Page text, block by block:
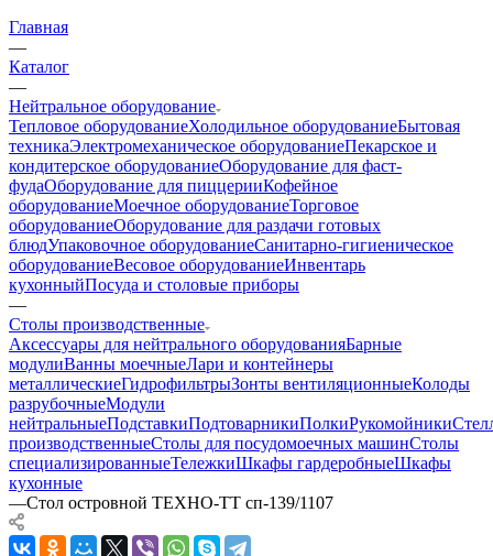
Главная
—
Каталог
—
Нейтральное оборудование
Тепловое оборудованиеХолодильное оборудованиеБытовая
техникаЭлектромеханическое оборудованиеПекарское и
кондитерское оборудованиеОборудование для фаст-
фудаОборудование для пиццерииКофейное
оборудованиеМоечное оборудованиеТорговое
оборудованиеОборудование для раздачи готовых
блюдУпаковочное оборудованиеСанитарно-гигиеническое
оборудованиеВесовое оборудованиеИнвентарь
кухонныйПосуда и столовые приборы
—
Столы производственные
Аксессуары для нейтрального оборудованияБарные
модулиВанны моечныеЛари и контейнеры
металлическиеГидрофильтрыЗонты вентиляционныеКолоды
разрубочныеМодули
нейтральныеПодставкиПодтоварникиПолкиРукомойники
производственныеСтолы для посудомоечных машинСтолы
специализированныеТележкиШкафы гардеробныеШкафы
кухонные
—Стол островной ТЕХНО-ТТ сп-139/1107